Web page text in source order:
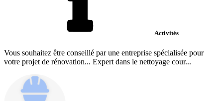
Activités
Vous souhaitez être conseillé par une entreprise spécialisée pour
votre projet de rénovation... Expert dans le nettoyage cour...